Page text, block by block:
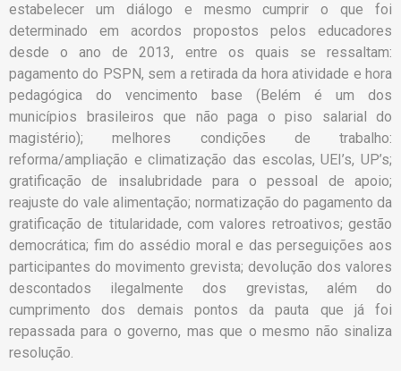
estabelecer um diálogo e mesmo cumprir o que foi
determinado em acordos propostos pelos educadores
desde o ano de 2013, entre os quais se ressaltam:
pagamento do PSPN, sem a retirada da hora atividade e hora
pedagógica do vencimento base (Belém é um dos
municípios brasileiros que não paga o piso salarial do
magistério); melhores condições de trabalho:
reforma/ampliação e climatização das escolas, UEI’s, UP’s;
gratificação de insalubridade para o pessoal de apoio;
reajuste do vale alimentação; normatização do pagamento da
gratificação de titularidade, com valores retroativos; gestão
democrática; fim do assédio moral e das perseguições aos
participantes do movimento grevista; devolução dos valores
descontados ilegalmente dos grevistas, além do
cumprimento dos demais pontos da pauta que já foi
repassada para o governo, mas que o mesmo não sinaliza
resolução.